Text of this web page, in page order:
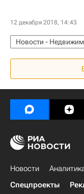
12 декабря 2018, 14:43
Новости -
Domofond.ru
Новости
Спецпроекты